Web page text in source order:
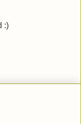
:)